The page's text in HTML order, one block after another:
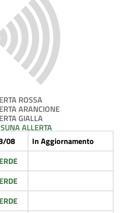
ROSSA
ARANCIONE
GIALLA
ALLERTA
08
In Aggiornamento